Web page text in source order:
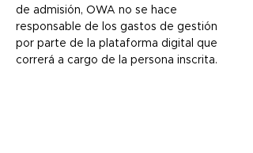
de admisión, OWA no se hace
responsable de los gastos de gestión
por parte de la plataforma digital que
correrá a cargo de la persona inscrita.